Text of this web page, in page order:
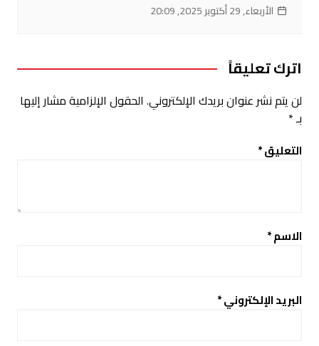
الأربعاء, 29 أكتوبر 2025, 20:09
اترك تعليقاً
لن يتم نشر عنوان بريدك الإلكتروني. الحقول الإلزامية مشار إليها
بـ*
التعليق*
الاسم*
البريد الإلكتروني*